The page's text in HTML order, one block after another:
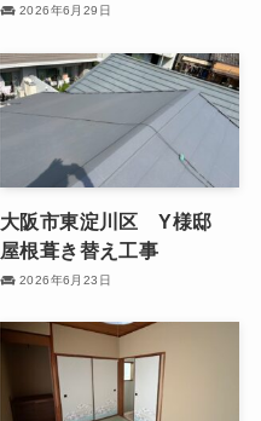
2026年6月29日
大阪市東淀川区 Y様邸
屋根葺き替え工事
2026年6月23日